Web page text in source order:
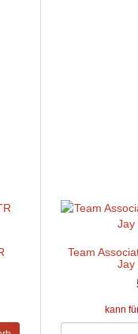
Team
Jay
kann